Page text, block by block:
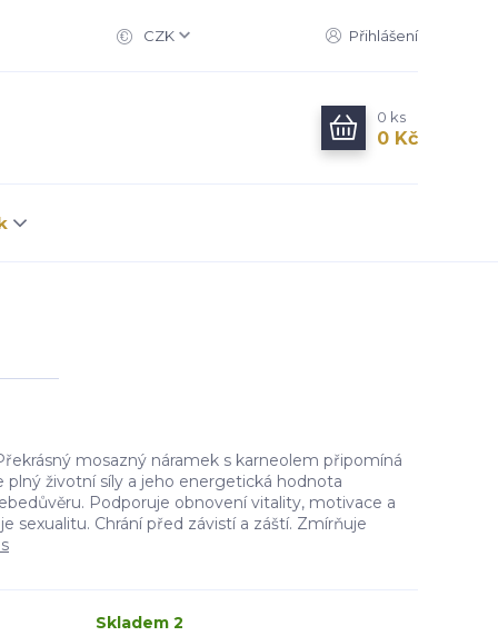
CZK Přihlášení
0 ks
0 Kč
mosazný náramek s karneolem připomíná
plný životní síly a jeho energetická hodnota
Podporuje obnovení vitality, motivace a
sexualitu. Chrání před závistí a záští. Zmírňuje
Skladem 2